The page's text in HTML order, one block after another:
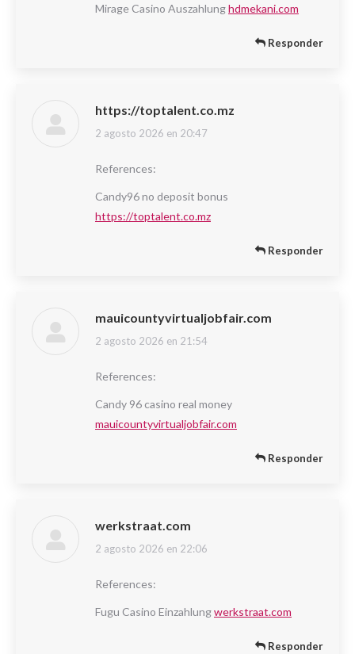
Mirage Casino Auszahlunghdmekani.com
Responder
https://toptalent.co.mz
dice:
2 agosto 2026 en 20:47
References:
Candy96 no deposit bonus
https://toptalent.co.mz
Responder
mauicountyvirtualjobfair.com
dice:
2 agosto 2026 en 21:54
References:
Candy 96 casino real money
mauicountyvirtualjobfair.com
Responder
werkstraat.com
dice:
2 agosto 2026 en 22:06
References:
Fugu Casino Einzahlungwerkstraat.com
Responder